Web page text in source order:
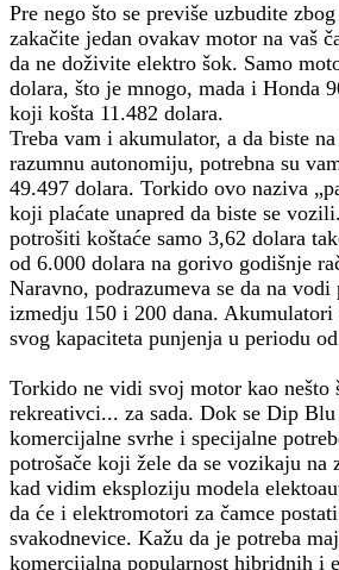
Pre nego što se previše uzbudite
zakačite jedan ovakav motor na vaš
da ne doživite elektro šok. Samo
dolara, što je mnogo, mada i Honda
koji košta 11.482 dolara.
Treba vam i akumulator, a da biste
razumnu autonomiju, potrebna su
49.497 dolara. Torkido ovo naziva
koji plaćate unapred da biste se
potrošiti koštaće samo 3,62 dolara
od 6.000 dolara na gorivo godišnje
Naravno, podrazumeva se da na
izmedju 150 i 200 dana. Akumulatori
svog kapaciteta punjenja u periodu
Torkido ne vidi svoj motor kao nešto
rekreativci... za sada. Dok se Dip
komercijalne svrhe i specijalne
potrošače koji žele da se vozikaju na
kad vidim eksploziju modela
da će i elektromotori za čamce
svakodnevice. Kažu da je potreba
komercijalna popularnost hibridnih i